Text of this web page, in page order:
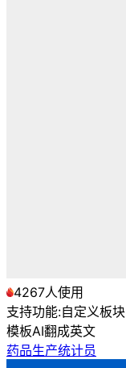
4267人使用
支持功能:自定义板块
模板AI翻成英文
药品生产统计员